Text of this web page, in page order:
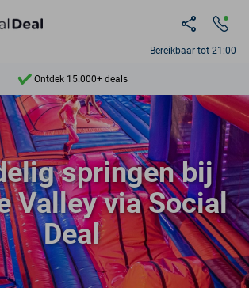
Bereikbaar tot 21:00
Ontdek 15.000+ deals
7 dagen per week beschikbaar
10+ miljoen leden
9,4
Ontdek 15.000+ deals
springen bij
Valley via Social
Deal
buurt